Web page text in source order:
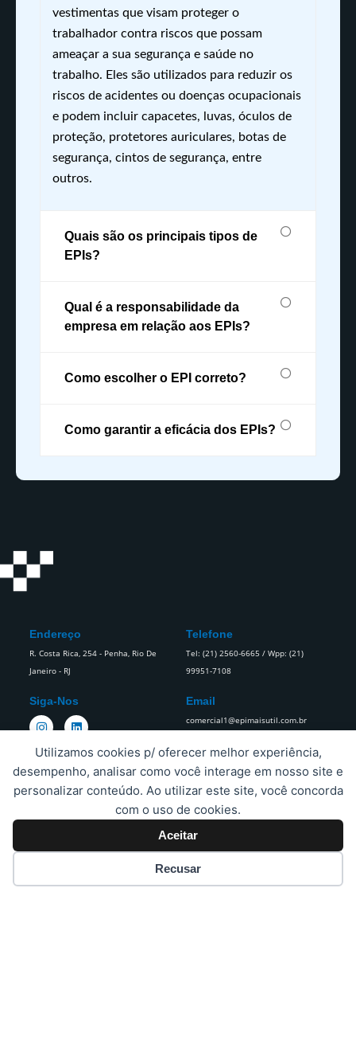
Utilizamos cookies p/ oferecer melhor experiência,
desempenho, analisar como você interage em nosso site e
personalizar conteúdo. Ao utilizar este site, você concorda
com o uso de cookies.
Aceitar
Recusar
vestimentas que visam proteger o
trabalhador contra riscos que possam
ameaçar a sua segurança e saúde no
trabalho. Eles são utilizados para reduzir os
riscos de acidentes ou doenças ocupacionais
e podem incluir capacetes, luvas, óculos de
proteção, protetores auriculares, botas de
segurança, cintos de segurança, entre
outros.
Quais são os principais tipos de
EPIs?
Qual é a responsabilidade da
empresa em relação aos EPIs?
Como escolher o EPI correto?
Como garantir a eficácia dos EPIs?
Estamos Sempre Prontos Para
Todas As Suas Necessidades.​
Proteja A Sua Empresa E Os Seus Funcionários Da Cabeça Aos Pés.
Endereço
R. Costa Rica, 254 - Penha, Rio De
Janeiro - RJ
Telefone
Tel: (21) 2560-6665 / Wpp: (21)
99951-7108
Siga-Nos
I
n
s
t
a
g
r
m
L
i
k
e
d
i
Email
comercial1@epimaisutil.com.br